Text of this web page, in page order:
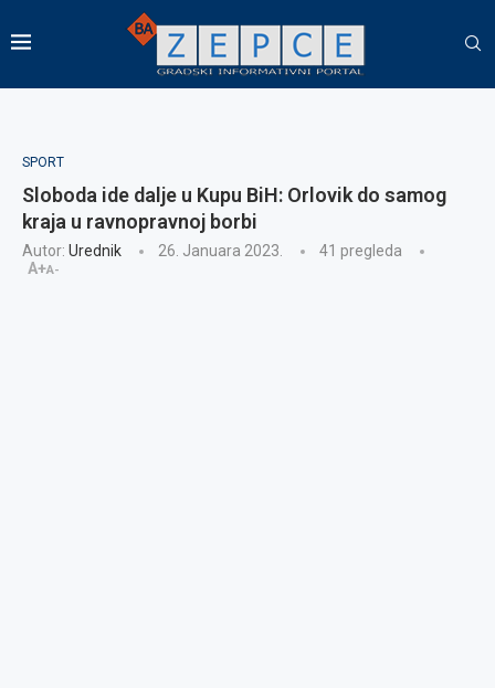
SPORT
Sloboda ide dalje u Kupu BiH: Orlovik do samog
kraja u ravnopravnoj borbi
Autor: Urednik 26. Januara 2023. 41 pregleda
A+A-